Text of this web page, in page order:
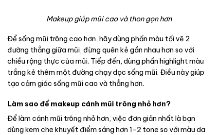
Makeup giúp mũi cao và thon gọn hơn
Để sống mũi trông cao hơn, hãy dùng phấn màu tối vẽ 2
đường thẳng giữa mũi, đừng quên kẻ gần nhau hơn so với
chiều rộng thực của mũi. Tiếp đến, dùng phấn highlight màu
trắng kẻ thêm một đường chạy dọc sống mũi. Điều này giúp
tạo cảm giác sống mũi cao và thẳng hơn.
Làm sao để makeup cánh mũi trông nhỏ hơn?
Để làm cánh mũi trông nhỏ hơn, việc đơn giản nhất là bạn
dùng kem che khuyết điểm sáng hơn 1-2 tone so với màu da